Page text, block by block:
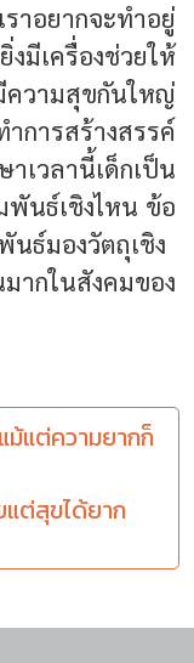
าอยากจะทำอยู่
มีเครื่องช่วยให้
ความสุขกันใหญ่
การสร้างสรรค์
ลานี้เด็กเป็น
พันธ์เชิงไหน ข้อ
นธ์มองวัตถุเชิง
ากในสังคมของ
ม้แต่ความยากก็
ต่สุขได้ยาก